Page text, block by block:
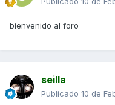
bienvenido al foro
seilla
Publicado 10 de